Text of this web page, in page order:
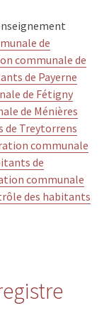
de
communale de
de Payerne
de Fétigny
de Ménières
de Treytorrens
communale
de
communale
des habitants